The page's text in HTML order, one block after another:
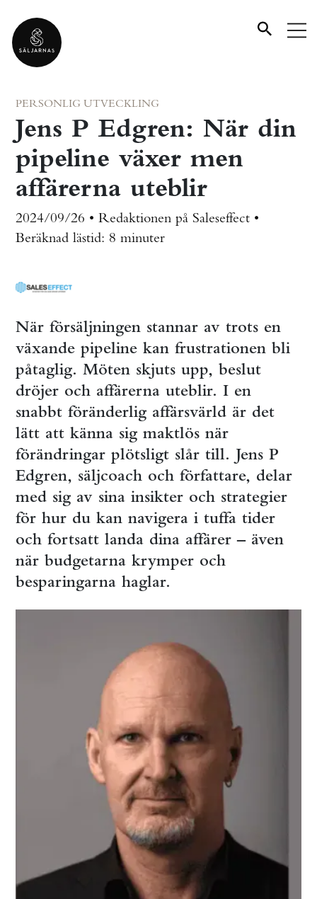
PERSONLIG UTVECKLING
Jens P Edgren: När din
pipeline växer men
affärerna uteblir
2024/09/26 • Redaktionen på Saleseffect •
Beräknad lästid: 8 minuter
När försäljningen stannar av trots en
växande pipeline kan frustrationen bli
påtaglig. Möten skjuts upp, beslut
dröjer och affärerna uteblir. I en
snabbt föränderlig affärsvärld är det
lätt att känna sig maktlös när
förändringar plötsligt slår till. Jens P
Edgren, säljcoach och författare, delar
med sig av sina insikter och strategier
för hur du kan navigera i tuffa tider
och fortsatt landa dina affärer – även
när budgetarna krymper och
besparingarna haglar.